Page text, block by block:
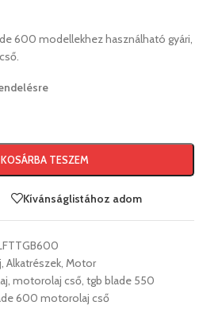
600 modellekhez használható gyári,
KOSÁRBA TESZEM
Kívánságlistához adom
, Alkatrészek, Motor
, motorolaj cső, tgb blade 550
600 motorolaj cső